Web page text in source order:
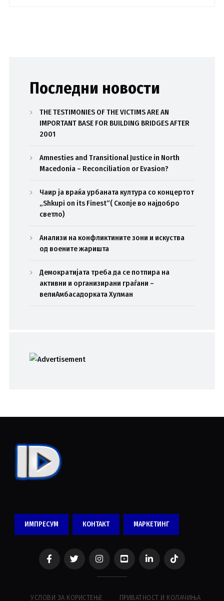
Последни новости
THE TESTIMONIES OF THE VICTIMS ARE AN
IMPORTANT BASE FOR BUILDING BRIDGES AFTER
2001
Amnesties and Transitional Justice in North
Macedonia – Reconciliation or Evasion?
Чаир ја враќа урбаната култура со концертот
„Shkupi on its Finest“( Скопје во најдобро
светло)
Анализи на конфликтините зони и искуства
од воените жаришта
Демократијата треба да се потпира на
активни и организирани граѓани –
велиАмбасадорката Хулман
ИМПРЕСУМ КОНТАКТ МАРКЕТИНГ
УСЛОВИ ЗА КОРИСТЕЊЕ ПРИВАТНОСТ И КОЛАЧИЊА